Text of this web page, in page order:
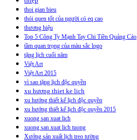
thoi gian bieu
thói quen tốt của người có eq cao
thương hiệu
Top 5 Công Ty Mạnh Tay Chi Tiền Quảng Cáo
tầm quan trọng của màu sắc logo
tặng lịch cuối năm
Việt Art
Việt Art 2015
vì sao tặng lịch độc quyền
xu hương thiet ke lich
xu hướng thiết kế lịch độc quyền
xu hướng thiết kế lịch độc quyền 2015
xuong san xuat lich
xuong san xuat lich tuong
Xưởng sản xuất lịch treo tường